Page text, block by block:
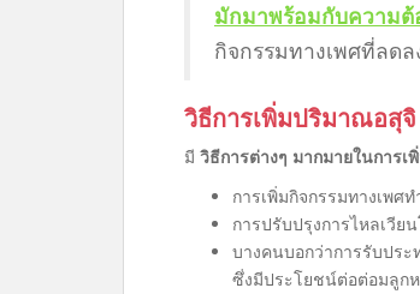
มักมาพร้อมกับความต้
กิจกรรมทางเพศที่ลด
วิธีการเพิ่มปริมาณอสุจิ
มี วิธีการต่างๆ มากมายในการ
การเพิ่มกิจกรรมทางเพศ
การปรับปรุงการไหลเวี
บางคนบอกว่าการรับปร
ซึ่งมีประโยชน์ต่อต่อมลูก